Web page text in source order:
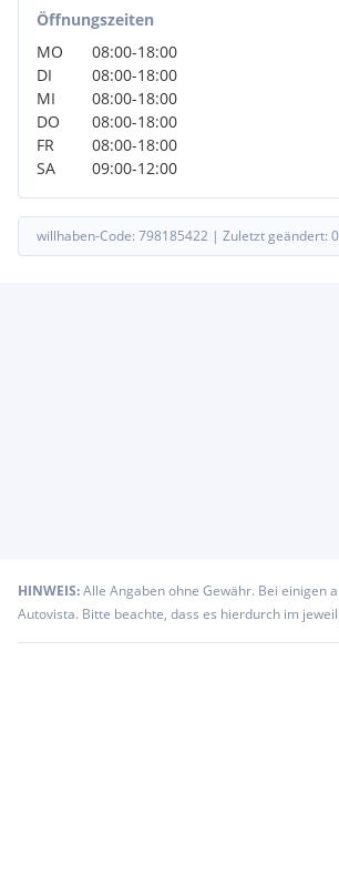
Öffnungszeiten
MO
08:00-18:00
DI
08:00-18:00
MI
08:00-18:00
DO
08:00-18:00
FR
08:00-18:00
SA
09:00-12:00
willhaben-Code: 798185422 | Zuletzt geändert:
HINWEIS:Alle Angaben ohne Gewähr. Bei einigen
Autovista. Bitte beachte, dass es hierdurch im